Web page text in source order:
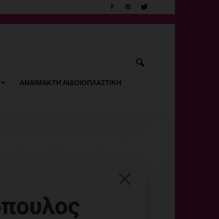
ΑΝΑΙΜΑΚΤΗ ΑΙΔΟΙΟΠΛΑΣΤΙΚΗ